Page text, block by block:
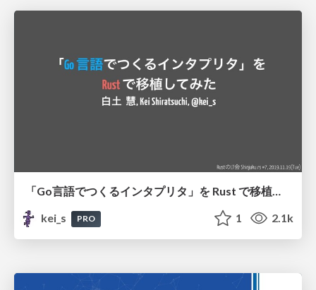
「Go言語でつくるインタプリタ」を Rust で移植してみた / "Write An Interpreter In Go" In Rust
kei_s
PRO 1 2.1k